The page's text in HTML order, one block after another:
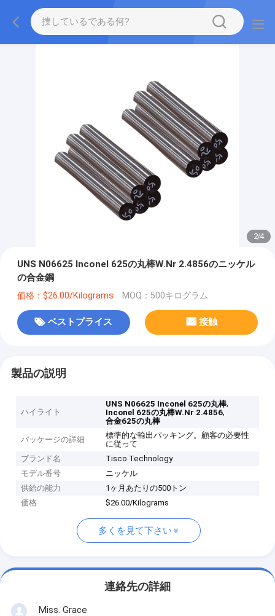
2/4
UNS N06625 Inconel 625の丸棒W.Nr 2.4856のニッケル
の合金鋼
価格：$26.00/Kilograms MOQ：500キログラム
ベストプライス 接触
製品の説明
ハイライト
UNS N06625 Inconel 625の丸棒,
Inconel 625の丸棒W.Nr 2.4856,
合金625の丸棒
パッケージの詳細
標準的な輸出パッキング。顧客の必要性
に従って
ブランド名
Tisco Technology
モデル番号
ニッケル
供給の能力
1ヶ月あたりの500トン
価格
$26.00/Kilograms
多くを見て下さい
連絡先の詳細
Miss. Grace